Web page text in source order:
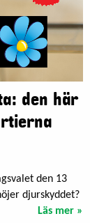
den här
den 13
djurskyddet?
Läs mer »